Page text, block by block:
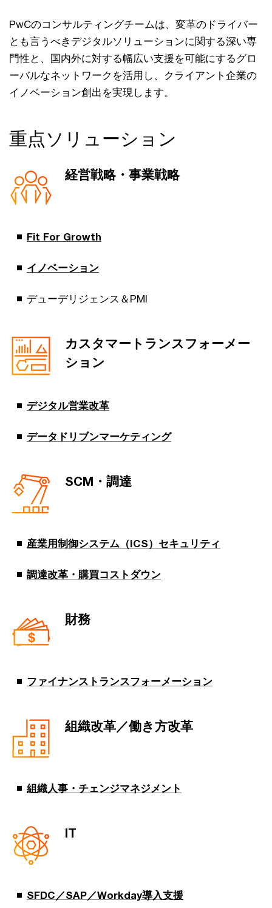
PwCのコンサルティングチームは、変革のドライバー
とも言うべきデジタルソリューションに関する深い専
門性と、国内外に対する幅広い支援を可能にするグロ
ーバルなネットワークを活用し、クライアント企業の
イノベーション創出を実現します。
重点ソリューション
経営戦略・事業戦略
Fit For Growth
イノベーション
デューデリジェンス＆PMI
カスタマートランスフォーメー
ション
デジタル営業改革
データドリブンマーケティング
SCM・調達
産業用制御システム（ICS）セキュリティ
調達改革・購買コストダウン
財務
ファイナンストランスフォーメーション
組織改革／働き方改革
組織人事・チェンジマネジメント
IT
SFDC／SAP／Workday導入支援